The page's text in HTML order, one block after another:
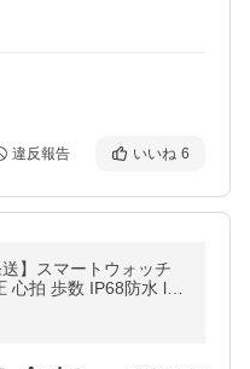
違反報告 いいね 6
送】スマートウォッチ
心拍 歩数 IP68防水 lin
話通知 天気予報